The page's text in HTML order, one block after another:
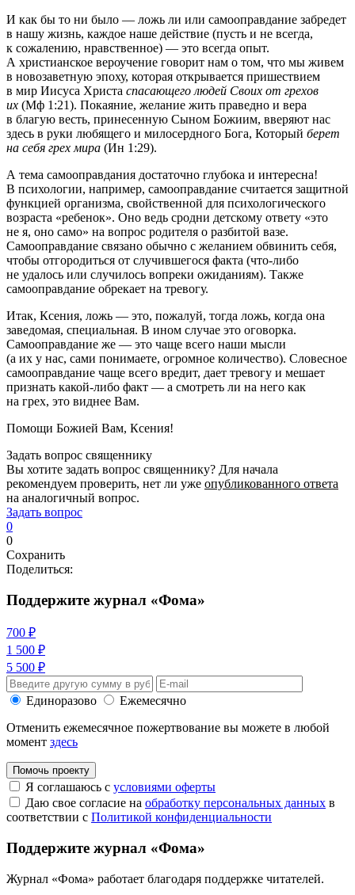
И как бы то ни было — ложь ли или самооправдание забредет
в нашу жизнь, каждое наше действие (пусть и не всегда,
к сожалению, нравственное) — это всегда опыт.
А христианское вероучение говорит нам о том, что мы живем
в новозаветную эпоху, которая открывается пришествием
в мир Иисуса Христа спасающего людей Своих от грехов
их (Мф 1:21). Покаяние, желание жить праведно и вера
в благую весть, принесенную Сыном Божиим, вверяют нас
здесь в руки любящего и милосердного Бога, Который берет
на себя грех мира (Ин 1:29).
А тема самооправдания достаточно глубока и интересна!
В психологии, например, самооправдание считается защитной
функцией организма, свойственной для психологического
возраста «ребенок». Оно ведь сродни детскому ответу «это
не я, оно само» на вопрос родителя о разбитой вазе.
Самооправдание связано обычно с желанием обвинить себя,
чтобы отгородиться от случившегося факта (что-либо
не удалось или случилось вопреки ожиданиям). Также
самооправдание обрекает на тревогу.
Итак, Ксения, ложь — это, пожалуй, тогда ложь, когда она
заведомая, специальная. В ином случае это оговорка.
Самооправдание же — это чаще всего наши мысли
(а их у нас, сами понимаете, огромное количество). Словесное
самооправдание чаще всего вредит, дает тревогу и мешает
признать какой-либо факт — а смотреть ли на него как
на грех, это виднее Вам.
Помощи Божией Вам, Ксения!
Задать вопрос священнику
Вы хотите задать вопрос священнику? Для начала
рекомендуем проверить, нет ли уже опубликованного ответа
на аналогичный вопрос.
Задать вопрос
0
0
Сохранить
Поделиться:
Поддержите журнал «Фома»
700 ₽
1 500 ₽
5 500 ₽
Единоразово
Ежемесячно
Отменить ежемесячное пожертвование вы можете в любой
момент здесь
Помочь проекту
Я соглашаюсь с условиями оферты
Даю свое согласие на обработку персональных данных в
соответствии с Политикой конфиденциальности
Поддержите журнал «Фома»
Журнал «Фома» работает благодаря поддержке читателей.